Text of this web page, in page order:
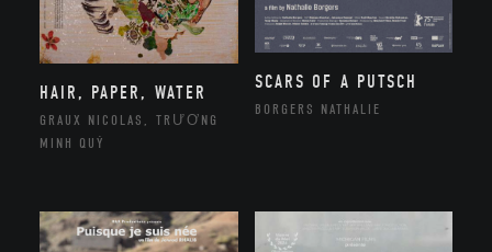
HAIR, PAPER, WATER
GRAUX NICOLAS, TRƯƠNG
MINH QUÝ
SCARS OF A PUTSCH
BORGERS NATHALIE